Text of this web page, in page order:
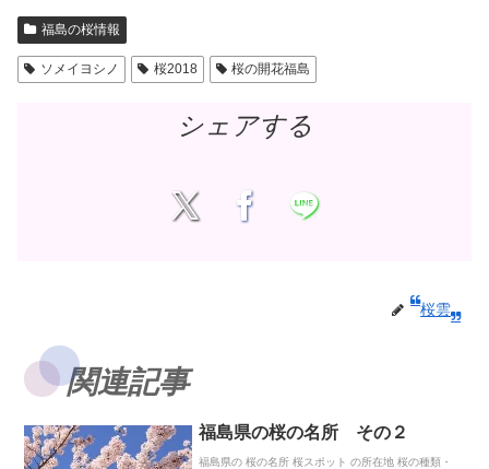
福島の桜情報
ソメイヨシノ 桜2018 桜の開花福島
シェアする
桜雲
関連記事
福島県の桜の名所 その２
福島県の 桜の名所 桜スポット の所在地 桜の種類・